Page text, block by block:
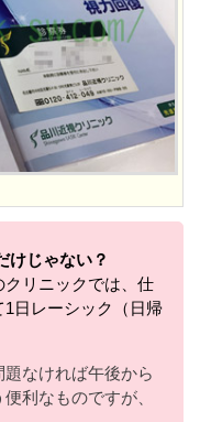
けじゃない？
リニックでは、仕
日レーシック（日帰
なければ午後から
利なものですが、